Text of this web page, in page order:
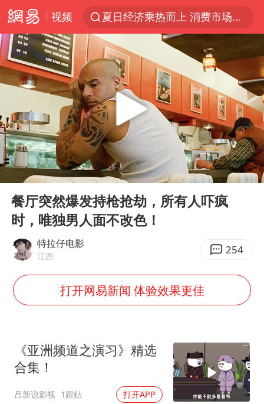
视频
白海豚对华东华北影响会大于巴威
于东来回应胖东来近25年老店年底关闭
以拒绝“和平委员会”的加沙和平计划
浙江省甬江发生2026年第1号洪水
独闯南太行的失联女生最后轨迹已确认
美将每月供乌爱国者拦截导弹
全球最大级别运输船通过长江大桥
上海全力守护市民“菜篮子”
暑期研学游升温 在旅途中增长知识
宝妈给四胞胎取名平安喜乐
BLG经理辟谣Bin离队
总书记点赞的非遗苗绣焕发新生机
Play
00:00 01:28
餐厅突然爆发持枪抢劫，所有人吓疯
时，唯独男人面不改色！
特拉仔电影
江西 254
打开网易新闻 体验效果更佳
《亚洲频道之演习》精选
合集！
吕新说影视 1跟贴 打开APP